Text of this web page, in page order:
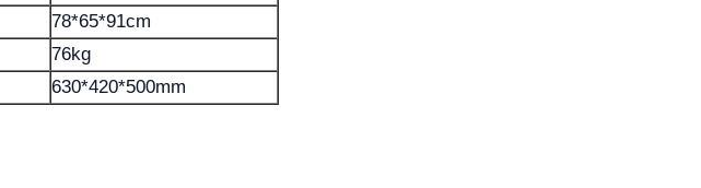
78*65*91cm
76kg
630*420*500mm